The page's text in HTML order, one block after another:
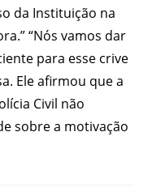
da Instituição na
“Nós vamos dar
para esse crive
Ele afirmou que a
Civil não
sobre a motivação